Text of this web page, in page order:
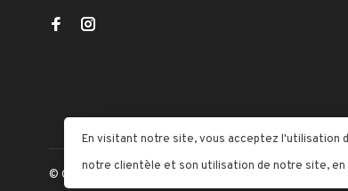
© Copyright 2026 La Vie De Chalet
En visitant notre site, vous acceptez l'utilisation
notre clientèle et son utilisation de notre site,